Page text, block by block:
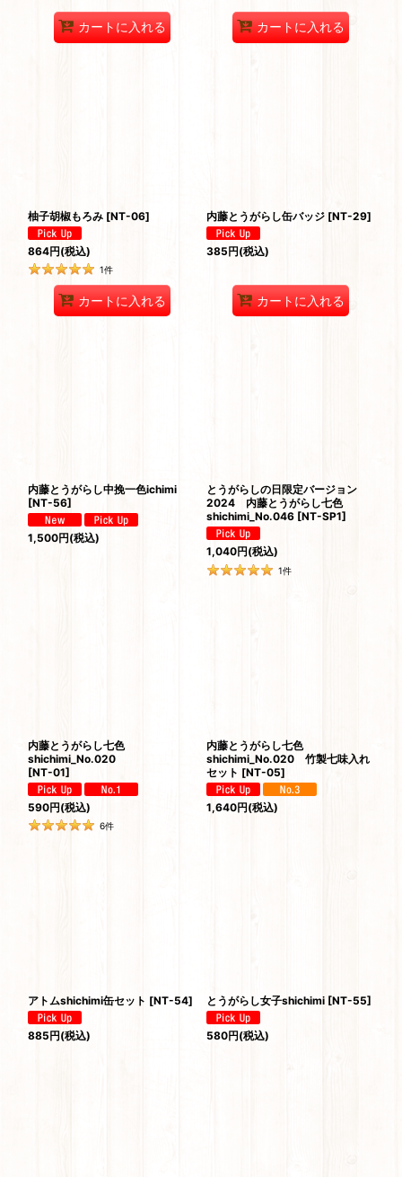
カートに入れる カートに入れる
柚子胡椒もろみ [NT-06]
864円(税込)
1件
カートに入れる
内藤とうがらし缶バッジ [NT-29]
385円(税込)
カートに入れる
内藤とうがらし中挽一色ichimi
[NT-56]
1,500円(税込)
とうがらしの日限定バージョン
2024 内藤とうがらし七色
shichimi_No.046 [NT-SP1]
1,040円(税込)
1件
内藤とうがらし七色
shichimi_No.020
[NT-01]
590円(税込)
6件
内藤とうがらし七色
shichimi_No.020 竹製七味入れ
セット [NT-05]
1,640円(税込)
アトムshichimi缶セット [NT-54]
885円(税込)
とうがらし女子shichimi [NT-55]
580円(税込)